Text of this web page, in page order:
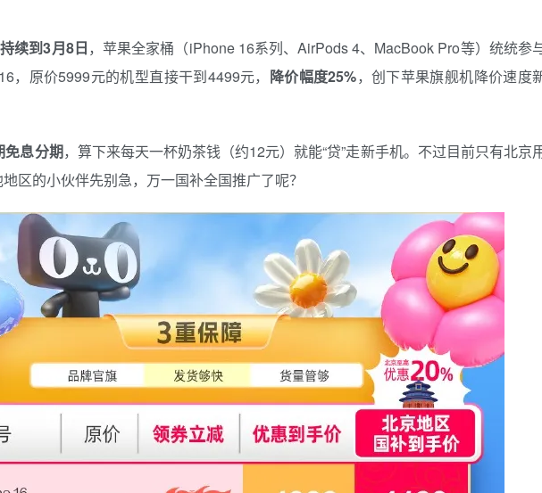
续到3月8日，苹果全家桶（iPhone 16系列、AirPods 4、MacBook Pro等）统统参
，原价5999元的机型直接干到4499元， 降价幅度25%，创下苹果旗舰机降价速度
免息分期，算下来每天一杯奶茶钱（约12元）就能“贷”走新手机。不过目前只有北京
区的小伙伴先别急，万一国补全国推广了呢？